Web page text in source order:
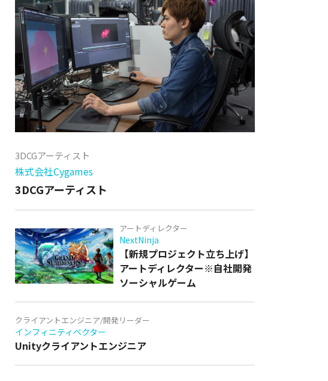
3DCGアーティスト
株式会社Cygames
3DCGアーティスト
アートディレクター
NextNinja
【新規プロジェクト立ち上げ】
アートディレクター※自社開発
ソーシャルゲーム
クライアントエンジニア/開発リーダー
インフィニティベクター
Unityクライアントエンジニア